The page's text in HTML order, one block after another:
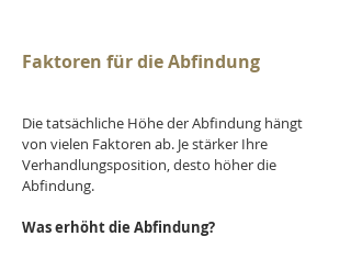
Faktoren für die Abfindung
Die tatsächliche Höhe der Abfindung hängt
von vielen Faktoren ab. Je stärker Ihre
Verhandlungsposition, desto höher die
Abfindung.
Was erhöht die Abfindung?